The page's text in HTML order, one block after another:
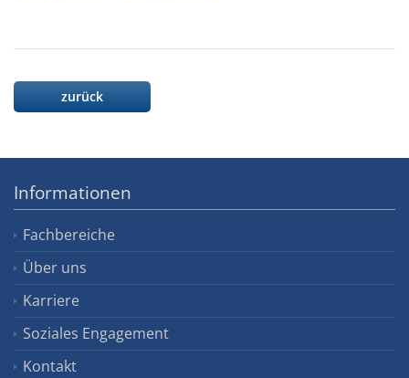
zurück
Informationen
Fachbereiche
Über uns
Karriere
Soziales Engagement
Kontakt